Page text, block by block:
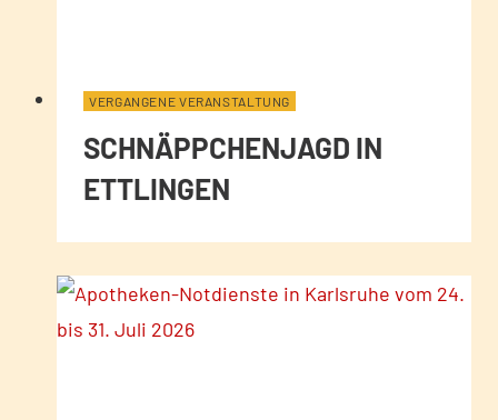
VERGANGENE VERANSTALTUNG
SCHNÄPPCHENJAGD IN
ETTLINGEN